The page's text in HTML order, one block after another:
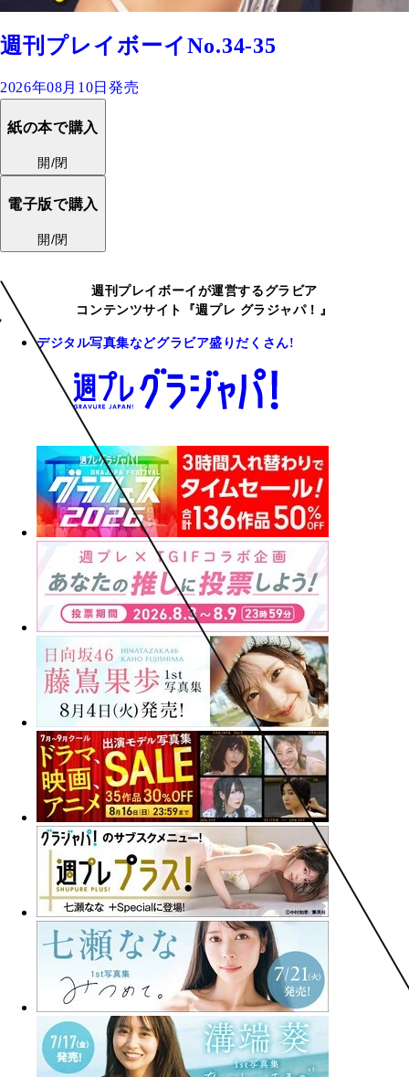
週刊プレイボーイNo.34-35
2026年08月10日発売
紙の本で購入
開/閉
電子版で購入
開/閉
週刊プレイボーイが運営するグラビア
コンテンツサイト『週プレ グラジャパ！』
デジタル写真集などグラビア盛りだくさん!